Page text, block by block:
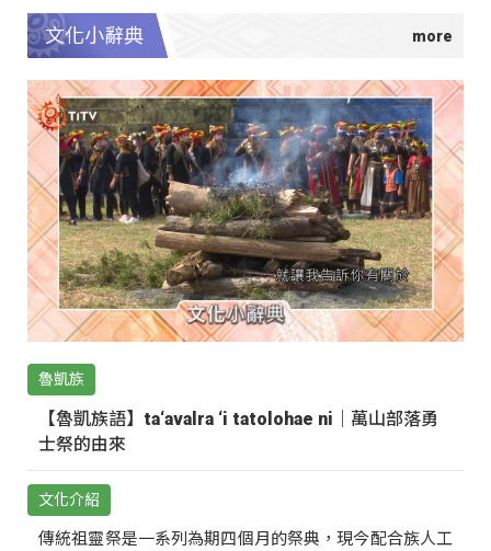
文化小辭典
魯凱族
【魯凱族語】ta‘avalra ‘i tatolohae ni｜萬山部落勇
士祭的由來
文化介紹
傳統祖靈祭是一系列為期四個月的祭典，現今配合族人工